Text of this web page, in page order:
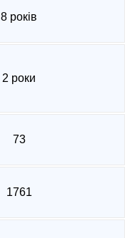
8 років
2 роки
73
1761